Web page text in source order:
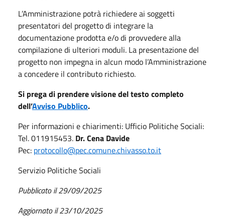
L’Amministrazione potrà richiedere ai soggetti
presentatori del progetto di integrare la
documentazione prodotta e/o di provvedere alla
compilazione di ulteriori moduli. La presentazione del
progetto non impegna in alcun modo l’Amministrazione
a concedere il contributo richiesto.
Si prega di prendere visione del testo completo
dell’Avviso Pubblico.
Per informazioni e chiarimenti: Ufficio Politiche Sociali:
Tel. 011915453. Dr. Cena Davide
Pec: protocollo@pec.comune.chivasso.to.it
Servizio Politiche Sociali
Pubblicato il 29/09/2025
Aggiornato il 23/10/2025